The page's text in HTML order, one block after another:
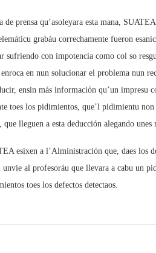
de prensa qu’asoleyara esta mana,
grabáu correchamente fueron
sufriendo con impotencia como col so
en nun solucionar el problema nun
ensin más información qu’un impresu
toes los pidimientos, que’l pidimientu
que lleguen a esta deducción alegando
esixen a l’Alministración que, daes los
unvie al profesoráu que llevara a cabu un
toes los defectos detectaos.